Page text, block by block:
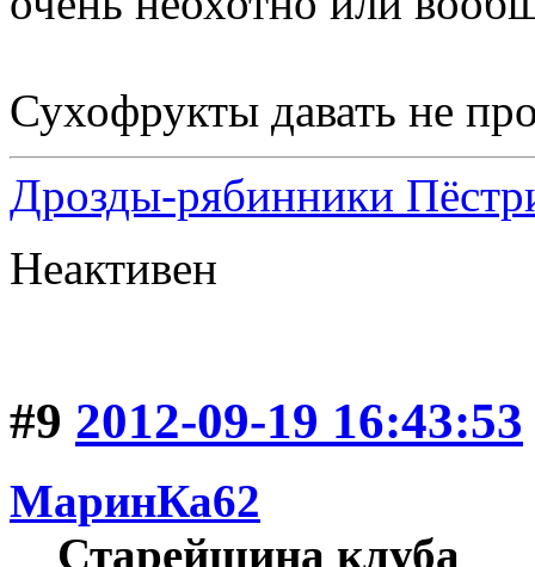
Сухофрукты давать не
Дрозды-рябинники
Неактивен
#9 2012-09-19 16:43:53
МаринКа62
Старейшина клуба